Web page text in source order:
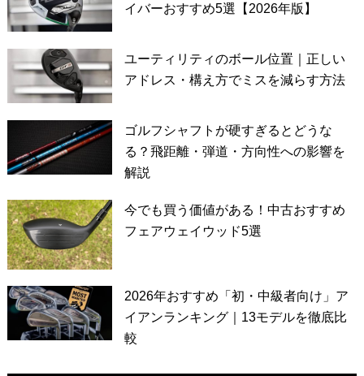
イバーおすすめ5選【2026年版】
ユーティリティのボール位置｜正しい
アドレス・構え方でミスを減らす方法
ゴルフシャフトが硬すぎるとどうな
る？飛距離・弾道・方向性への影響を
解説
今でも買う価値がある！中古おすすめ
フェアウェイウッド5選
2026年おすすめ「初・中級者向け」ア
イアンランキング｜13モデルを徹底比
較